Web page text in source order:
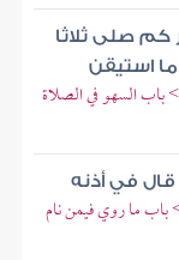
صلى ثلاثا
استيقن
السهو في الصلاة
قال في أذنه
ما روي فيمن نام